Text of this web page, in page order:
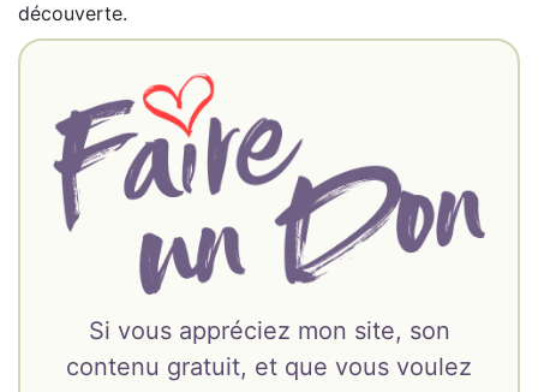
découverte.
Si vous appréciez mon site, son
contenu gratuit, et que vous voulez